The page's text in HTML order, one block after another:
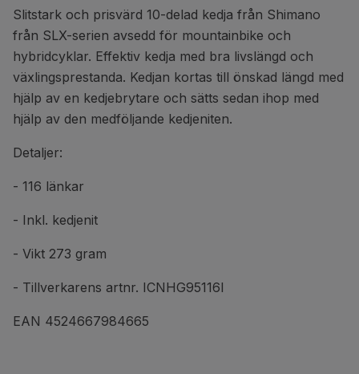
Slitstark och prisvärd 10-delad kedja från Shimano
från SLX-serien avsedd för mountainbike och
hybridcyklar. Effektiv kedja med bra livslängd och
växlingsprestanda. Kedjan kortas till önskad längd med
hjälp av en kedjebrytare och sätts sedan ihop med
hjälp av den medföljande kedjeniten.
Detaljer:
- 116 länkar
- Inkl. kedjenit
- Vikt 273 gram
- Tillverkarens artnr. ICNHG95116I
EAN 4524667984665